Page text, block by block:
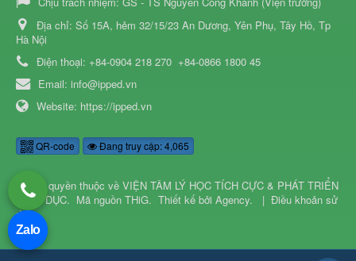
Địa chỉ: Số 15A, hẻm 32/15/23 An Dương, Yên Phụ, Tây Hồ, Tp
Hà Nội
Điện thoại: +84-0904 218 270 +84-0866 1800 45
Email: info@ipped.vn
Website: https://ipped.vn
QR-code Đang truy cập: 4,065
© Bản quyền thuộc về VIỆN TÂM LÝ HỌC TÍCH CỰC & PHÁT TRIỂN
GIÁO DỤC. Mã nguồn THiG. Thiết kế bởi Agency. | Điều khoản sử
dụng
Zalo